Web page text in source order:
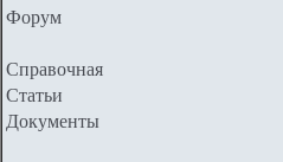
Форум
Справочная
Статьи
Документы